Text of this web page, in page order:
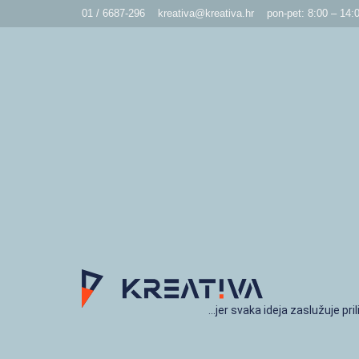
01 / 6687-296 kreativa@kreativa.hr pon-pet: 8:00 –
…jer svaka ideja zaslužuje